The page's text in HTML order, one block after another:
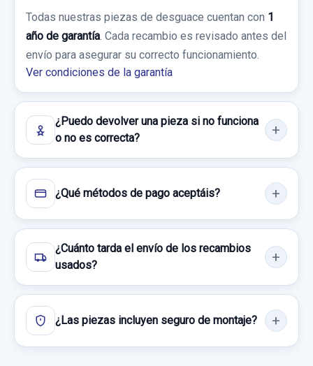
CERRADURA PUERTA DELANTERA IZQUIERDA
SR 6 PINES
CERRADURA PUERTA DELANTERA... usado.
TOYOTA PRIUS (NHW20) BASIS
Garantía 1 año
Ref:873208 OEM:SR
40,00 €
Sin IVA, gastos de envío no incluidos.
INVERSOR G920047120 G927047040
HIBRIDO usado.
TOYOTA PRIUS (NHW20) BASIS
AMORTIGUADOR DELANTERO IZQUIERDO
AMORTIGUADOR DELANTERO IZQUIERDO
usado.
TOYOTA PRIUS (NHW20) BASIS
Ref:
35,00 €
Sin IVA, gastos de envío no incluidos.
Consultar por whatsapp
Todas nuestras piezas de desguace cuentan con 1
año de garantía . Cada recambio es revisado antes del
envío para asegurar su correcto funcionamiento.
Ver condiciones de la garantía
¿Puedo devolver una pieza si no funciona
o no es correcta?
¿Qué métodos de pago aceptáis?
¿Cuánto tarda el envío de los recambios
usados?
¿Las piezas incluyen seguro de montaje?